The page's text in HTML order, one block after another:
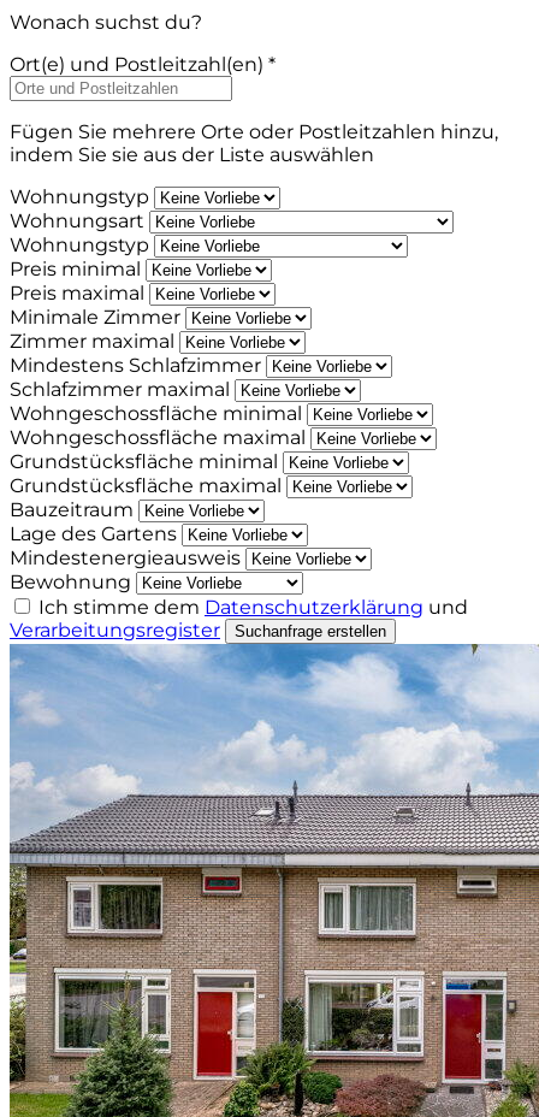
Wonach suchst du?
Ort(e) und Postleitzahl(en) *
Fügen Sie mehrere Orte oder Postleitzahlen hinzu,
indem Sie sie aus der Liste auswählen
Wohnungstyp
Wohnungsart
Wohnungstyp
Preis minimal
Preis maximal
Minimale Zimmer
Zimmer maximal
Mindestens Schlafzimmer
Schlafzimmer maximal
Wohngeschossfläche minimal
Wohngeschossfläche maximal
Grundstücksfläche minimal
Grundstücksfläche maximal
Bauzeitraum
Lage des Gartens
Mindestenergieausweis
Bewohnung
Ich stimme dem Datenschutzerklärung und
Verarbeitungsregister
Suchanfrage erstellen